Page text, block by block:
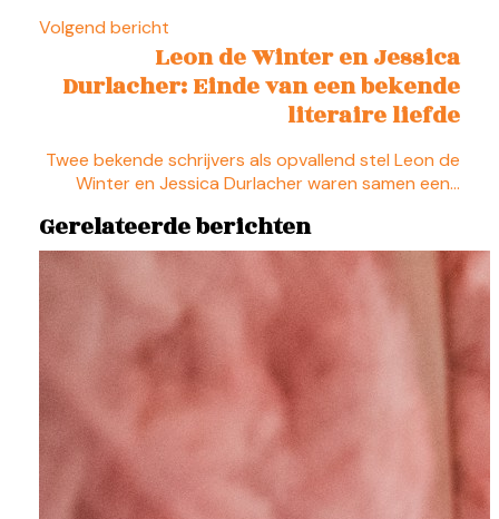
Volgend bericht
Leon de Winter en Jessica
Durlacher: Einde van een bekende
literaire liefde
Twee bekende schrijvers als opvallend stel Leon de
Winter en Jessica Durlacher waren samen een…
Gerelateerde berichten